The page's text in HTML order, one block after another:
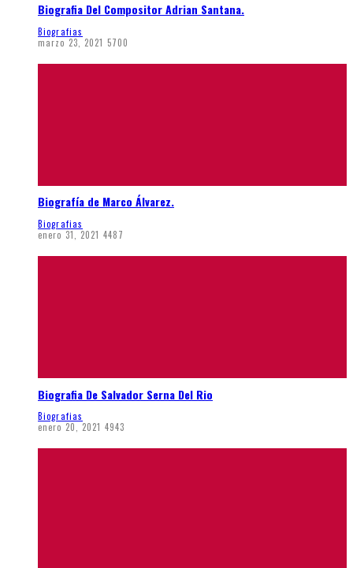
Biografia Del Compositor Adrian Santana.
Biografias
marzo 23, 2021 5700
Biografía de Marco Álvarez.
Biografias
enero 31, 2021 4487
Biografia De Salvador Serna Del Rio
Biografias
enero 20, 2021 4943